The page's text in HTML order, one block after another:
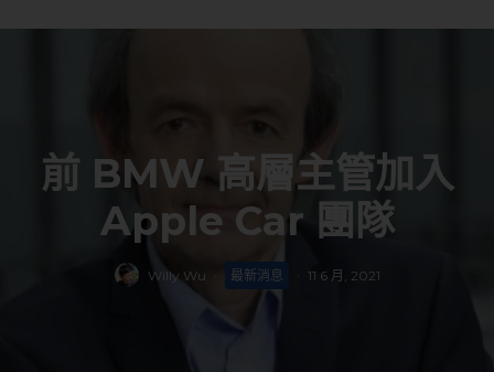
前 BMW 高層主管加入
Apple Car 團隊
Willy Wu · 最新消息 · 11 6 月, 2021